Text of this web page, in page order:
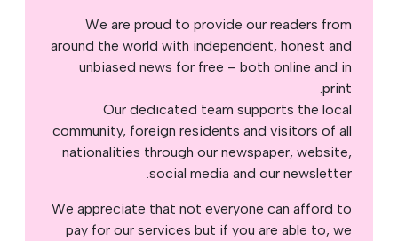
We are proud to provide our readers from
around the world with independent, honest and
unbiased news for free – both online and in
print.
Our dedicated team supports the local
community, foreign residents and visitors of all
nationalities through our newspaper, website,
social media and our newsletter.
We appreciate that not everyone can afford to
pay for our services but if you are able to, we